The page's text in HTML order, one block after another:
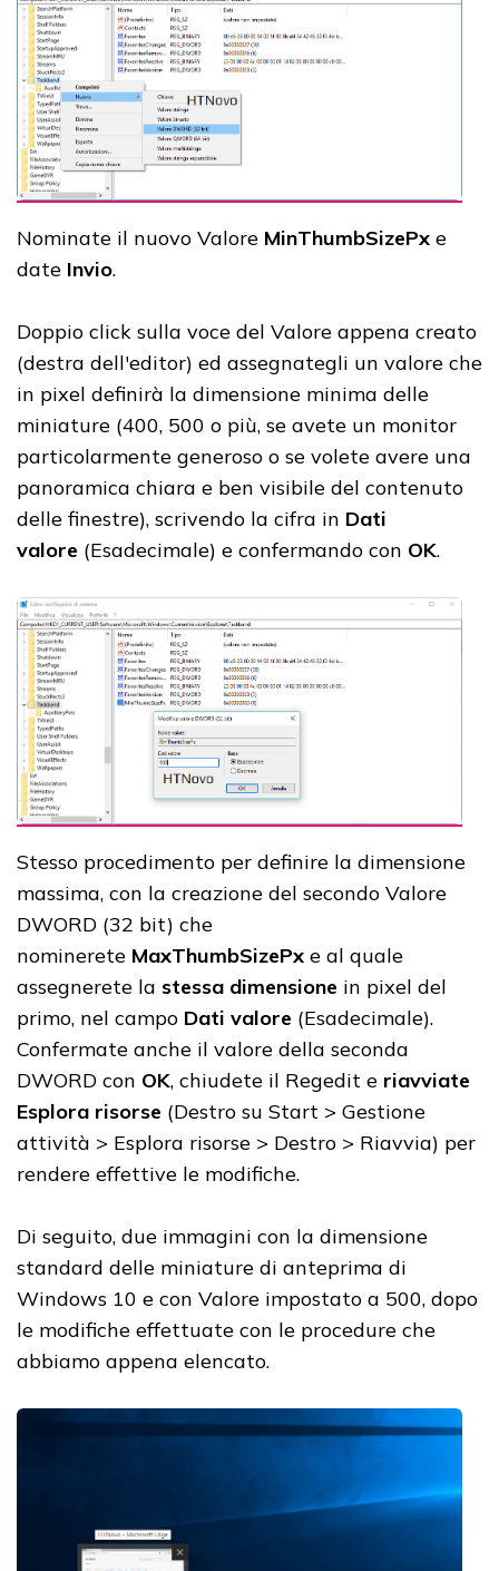
Nominate il nuovo Valore MinThumbSizePx e
date Invio.
Doppio click sulla voce del Valore appena creato
(destra dell'editor) ed assegnategli un valore che
in pixel definirà la dimensione minima delle
miniature (400, 500 o più, se avete un monitor
particolarmente generoso o se volete avere una
panoramica chiara e ben visibile del contenuto
delle finestre), scrivendo la cifra in Dati
valore (Esadecimale) e confermando con OK.
Stesso procedimento per definire la dimensione
massima, con la creazione del secondo Valore
DWORD (32 bit) che
nominerete MaxThumbSizePx e al quale
assegnerete la stessa dimensione in pixel del
primo, nel campo Dati valore (Esadecimale).
Confermate anche il valore della seconda
DWORD con OK, chiudete il Regedit e riavviate
Esplora risorse (Destro su Start > Gestione
attività > Esplora risorse > Destro > Riavvia) per
rendere effettive le modifiche.
Di seguito, due immagini con la dimensione
standard delle miniature di anteprima di
Windows 10 e con Valore impostato a 500, dopo
le modifiche effettuate con le procedure che
abbiamo appena elencato.